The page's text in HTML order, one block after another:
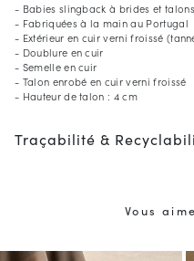
- Babies slingback à brides et
- Fabriquées à la main au Portugal
- Extérieur en cuir verni froissé
- Doublure en cuir
- Semelle en cuir
- Talon enrobé en cuir verni froissé
- Hauteur de talon : 4 cm
Traçabilité &
Vous